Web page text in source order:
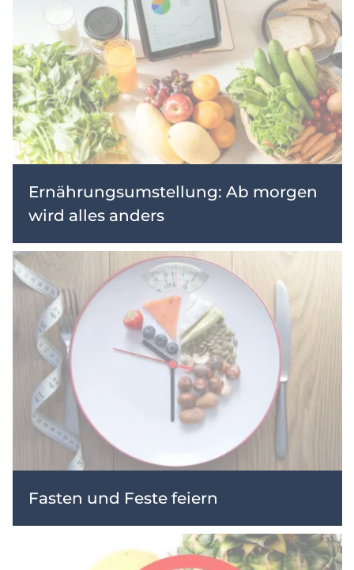
Ernährungsumstellung: Ab morgen
wird alles anders
Fasten und Feste feiern